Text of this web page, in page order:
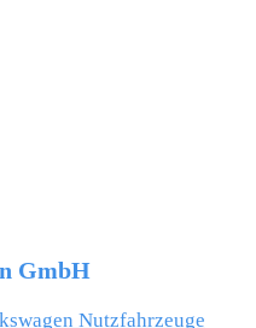
GmbH